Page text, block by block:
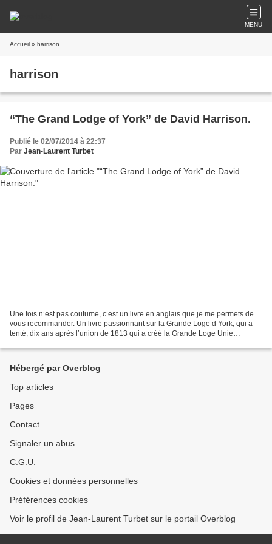
MENU
Accueil » harrison
harrison
“The Grand Lodge of York” de David Harrison.
Publié le 02/07/2014 à 22:37
Par Jean-Laurent Turbet
Une fois n’est pas coutume, c’est un livre en anglais que je me permets de
vous recommander. Un livre passionnant sur la Grande Loge d’York, qui a
tenté, dix ans après l’union de 1813 qui a créé la Grande Loge Unie
Hébergé par Overblog
Top articles
Pages
Contact
Signaler un abus
C.G.U.
Cookies et données personnelles
Préférences cookies
Voir le profil de Jean-Laurent Turbet sur le portail Overblog